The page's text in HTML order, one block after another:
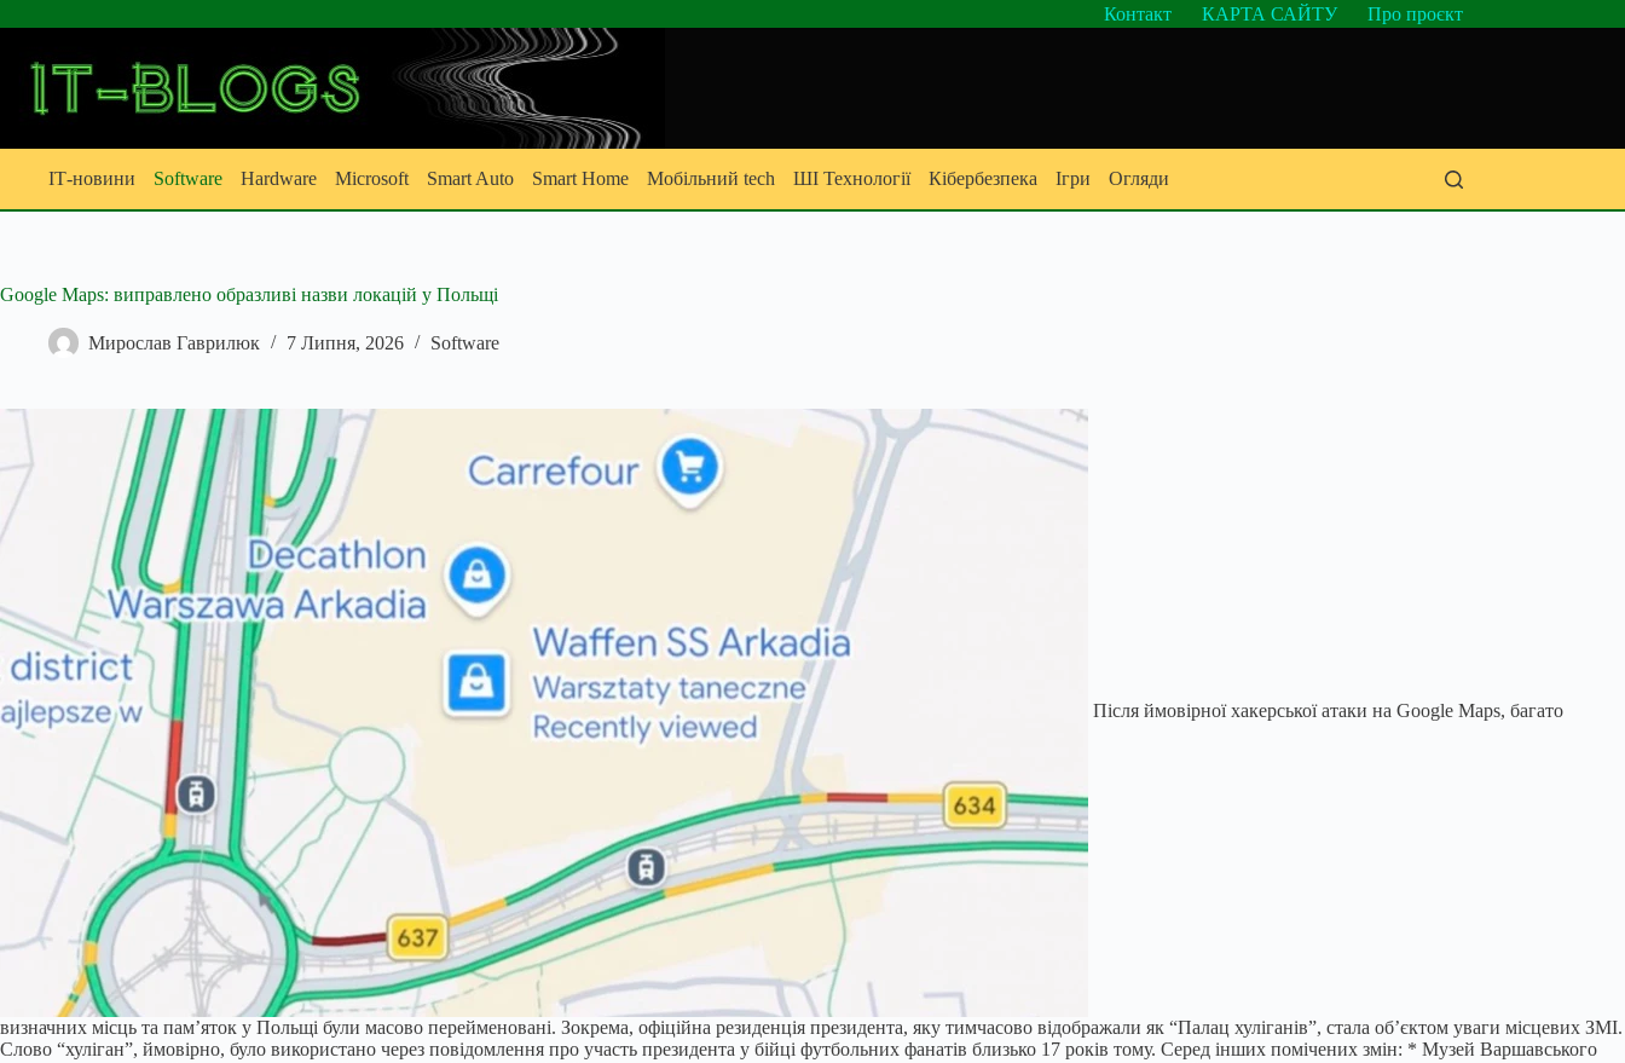
до
Контакт КАРТА САЙТУ Про проєкт
ІТ-новини Software Hardware Microsoft Smart Auto Smart Home Мобільний tech ШІ Технології Кібербезпека Ігри Огляди
Google Maps: виправлено образливі назви локацій у Польщі
Мирослав Гаврилюк 7 Липня, 2026 Software
Після ймовірної хакерської атаки на Google Maps, багато
визначних місць та пам’яток у Польщі були масово перейменовані. Зокрема, офіційна резиденція президента, яку тимчасово відображали як “Палац хуліганів”, стала об’єктом уваги місцевих ЗМІ.
Слово “хуліган”, ймовірно, було використано через повідомлення про участь президента у бійці футбольних фанатів близько 17 років тому. Серед інших помічених змін: * Музей Варшавського